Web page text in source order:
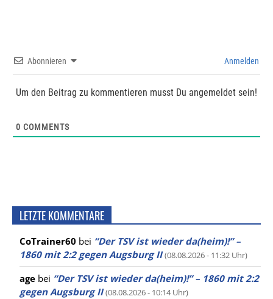
Abonnieren Anmelden
Um den Beitrag zu kommentieren musst Du angemeldet sein!
0 COMMENTS
LETZTE KOMMENTARE
CoTrainer60 bei “Der TSV ist wieder da(heim)!” –
1860 mit 2:2 gegen Augsburg II (08.08.2026 - 11:32 Uhr)
age bei “Der TSV ist wieder da(heim)!” – 1860 mit 2:2
gegen Augsburg II (08.08.2026 - 10:14 Uhr)